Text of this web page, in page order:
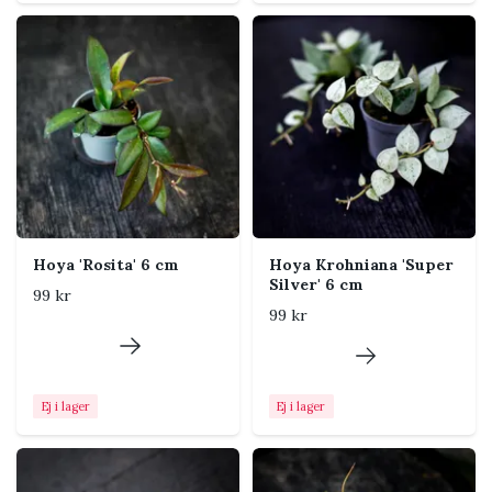
blommor.
Skötsel
Ljus
Ljust, indirekt ljus. Mild
morgon- eller kvällssol kan
gynna tillväxt och blomning.
Brokbladiga sorter behöver
teckning.
Låt jorden torka upp tydligt
igenom och låt allt
Jord
Mycket luftig och
väldränerad Hoyajord med
grova komponenter som
Hoya 'Rosita' 6 cm
99 kr
Ej i lager
Hoya Krohniana 'Super
Silver' 6 cm
99 kr
Ej i lager